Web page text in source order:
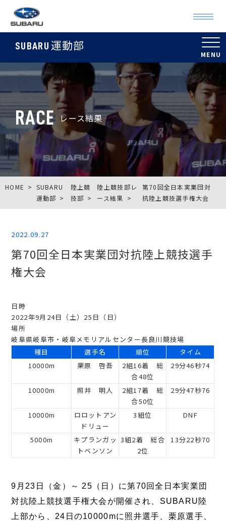
SUBARU 運動部
RACE レース結果
HOME
SUBARU
運動部
陸上競
技部
陸上競技部レ
ース結果
第70回全日本実業団対
抗陸上競技選手権大会
2022.09.27
第70回全日本実業団対抗陸上競技選手
権大会
日時
2022年9月24日（土）25日（日）
場所
岐阜県岐阜市・岐阜メモリアルセンター長良川競技場
種目
選手名 順位
タイム
10000m
栗原 啓吾
2組16着 総
合48位
29分46秒74
10000m 照井 明人
2組17着 総
合50位
29分47秒76
10000m
ロロットアン
ドリュー
3組位 DNF
5000m
キプランガッ
トベンソン
3組2着 総合
2位
13分22秒70
9月23日（金）～ 25（日）に第70回全日本実業団
対抗陸上競技選手権大会が開催され、SUBARU陸
上部から、24日の10000mに照井選手、栗原選手、